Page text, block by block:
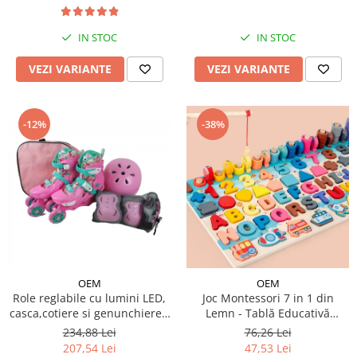
IN STOC
VEZI VARIANTE
IN STOC
VEZI VARIANTE
-12%
OEM
Role reglabile cu lumini LED,
casca,cotiere si genunchiere -
Ursuletul vesel Panda
234,88 Lei
207,54 Lei
-38%
OEM
Joc Montessori 7 in 1 din
Lemn - Tablă Educativă
Logaritmică
76,26 Lei
47,53 Lei